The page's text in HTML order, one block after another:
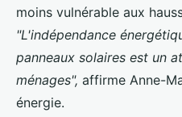
moins vulnérable aux
"L'indépendance
panneaux solaires est un
ménages", affirme Anne-
énergie.